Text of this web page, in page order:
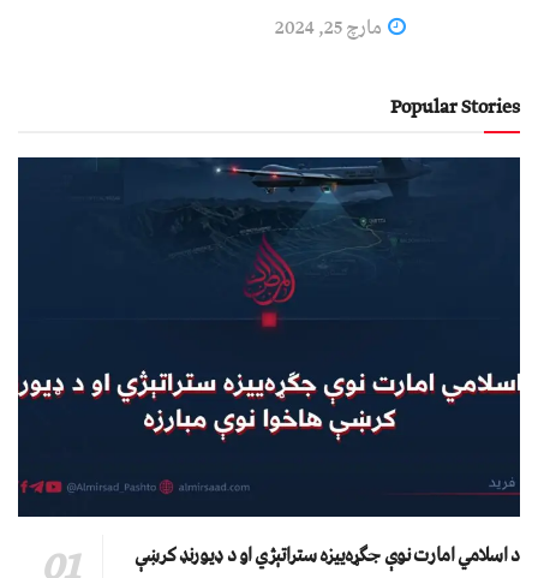
مارچ 25, 2024
Popular Stories
د اسلامي امارت نوې جګړه‌ییزه ستراتېژي او د ډیورنډ کرښې